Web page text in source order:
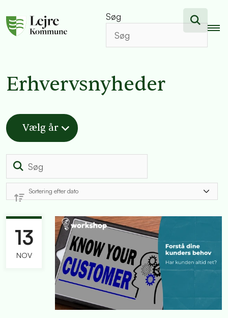
Søg
Erhvervsnyheder
Vælg år
13
NOV